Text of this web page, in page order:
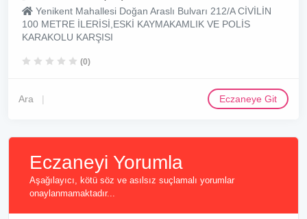
Yenikent Mahallesi Doğan Araslı Bulvarı 212/A CİVİLİN
100 METRE İLERİSİ,ESKİ KAYMAKAMLIK VE POLİS
KARAKOLU KARŞISI
(0)
Ara Eczaneye Git
Eczaneyi Yorumla
Aşağılayıcı, kötü söz ve asılsız suçlamalı yorumlar
onaylanmamaktadır...